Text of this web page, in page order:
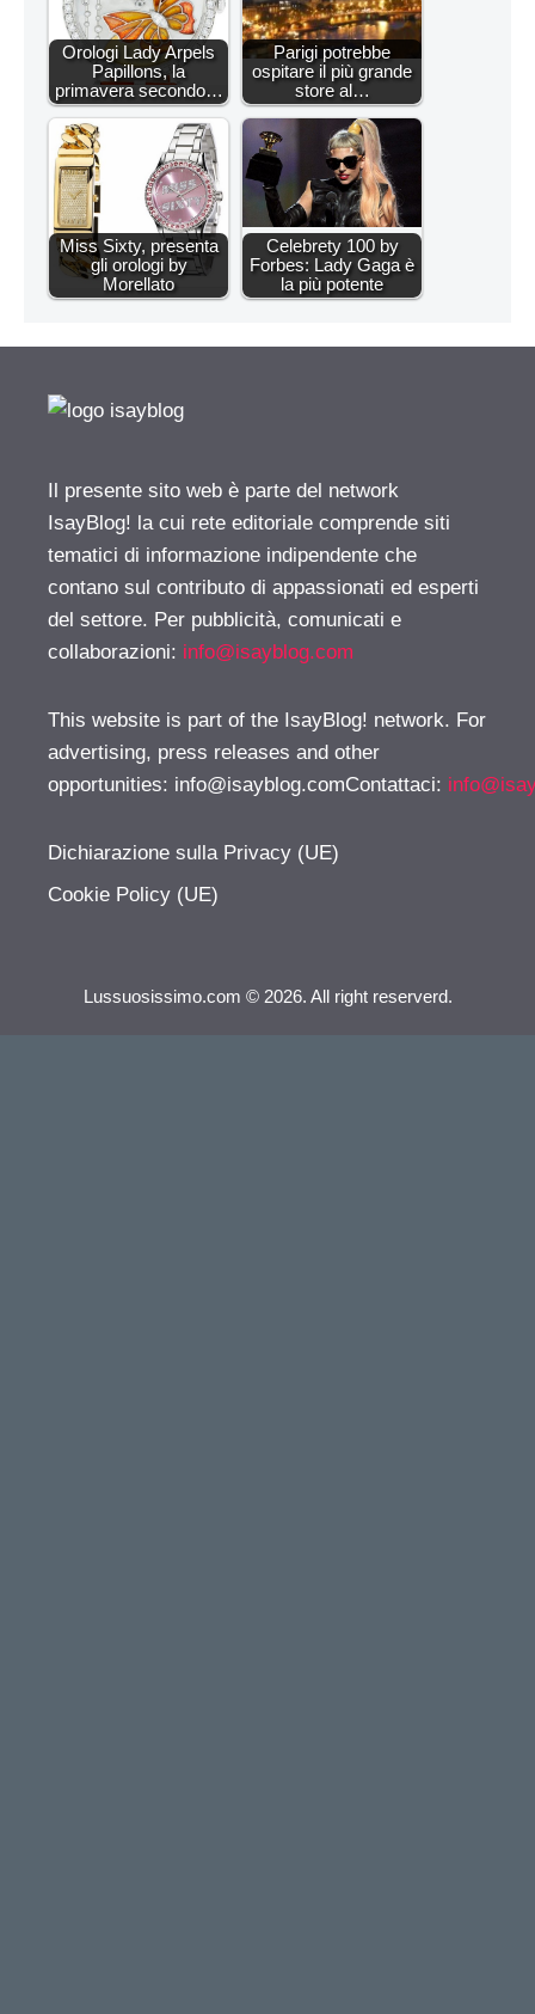
Orologi Lady Arpels
Papillons, la
primavera secondo…
Parigi potrebbe
ospitare il più grande
store al…
Miss Sixty, presenta
gli orologi by
Morellato
Celebrety 100 by
Forbes: Lady Gaga è
la più potente
Il presente sito web è parte del network
IsayBlog! la cui rete editoriale comprende siti
tematici di informazione indipendente che
contano sul contributo di appassionati ed esperti
del settore. Per pubblicità, comunicati e
collaborazioni: info@isayblog.com
This website is part of the IsayBlog! network. For
advertising, press releases and other
opportunities: info@isayblog.comContattaci:
Dichiarazione sulla Privacy (UE)
Cookie Policy (UE)
Lussuosissimo.com © 2026. All right reserverd.